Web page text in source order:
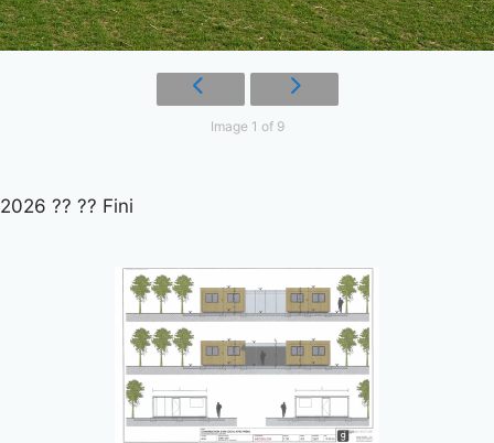
Image 1 of 9
2026 ?? ?? Fini